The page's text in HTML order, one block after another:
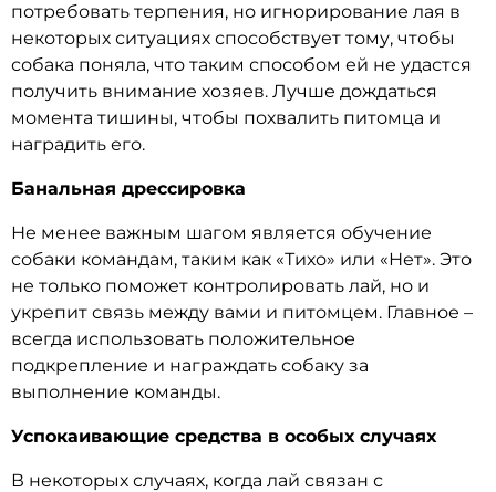
потребовать терпения, но игнорирование лая в
некоторых ситуациях способствует тому, чтобы
собака поняла, что таким способом ей не удастся
получить внимание хозяев. Лучше дождаться
момента тишины, чтобы похвалить питомца и
наградить его.
Банальная дрессировка
Не менее важным шагом является обучение
собаки командам, таким как «Тихо» или «Нет». Это
не только поможет контролировать лай, но и
укрепит связь между вами и питомцем. Главное –
всегда использовать положительное
подкрепление и награждать собаку за
выполнение команды.
Успокаивающие средства в особых случаях
В некоторых случаях, когда лай связан с